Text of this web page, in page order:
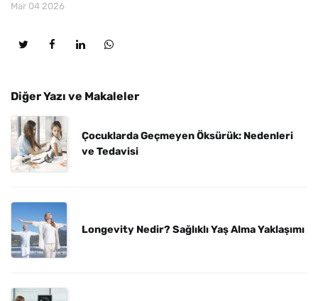
Mar 04 2026
Diğer Yazı ve Makaleler
Çocuklarda Geçmeyen Öksürük: Nedenleri
ve Tedavisi
Longevity Nedir? Sağlıklı Yaş Alma Yaklaşımı